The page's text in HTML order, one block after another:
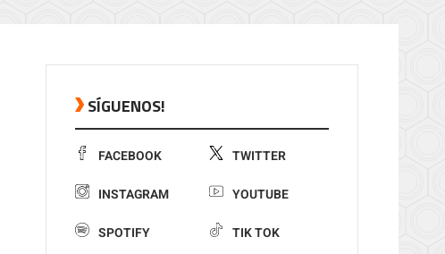
SÍGUENOS!
FACEBOOK TWITTER
INSTAGRAM YOUTUBE
SPOTIFY TIK TOK